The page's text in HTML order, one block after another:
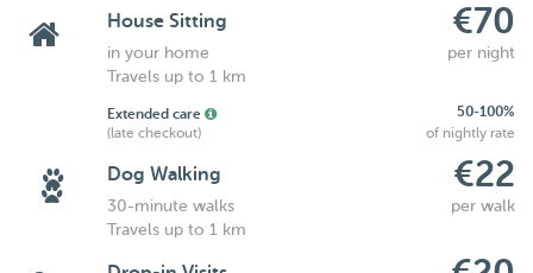
House Sitting €70
in your home
per night
Travels up to 1 km
Extended care
50-100%
(late checkout)
of nightly rate
Dog Walking €22
30-minute walks
per walk
Travels up to 1 km